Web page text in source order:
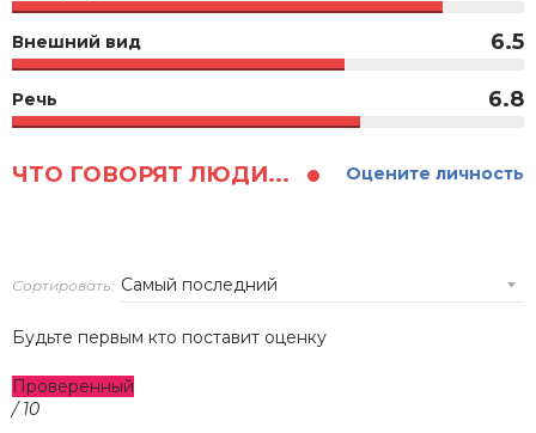
Внешний вид 6.5
Речь 6.8
ЧТО ГОВОРЯТ ЛЮДИ... Оцените личность
Сортировать:
Будьте первым кто поставит оценку
Проверенный
/ 10